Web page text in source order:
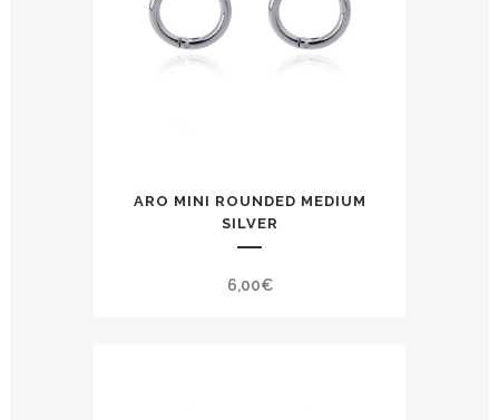
ARO MINI ROUNDED MEDIUM
SILVER
6,00€